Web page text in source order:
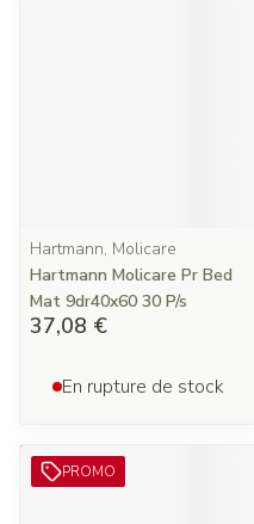
Hartmann, Molicare
Hartmann Molicare Pr Bed
Mat 9dr40x60 30 P/s
37,08 €
En rupture de stock
PROMO